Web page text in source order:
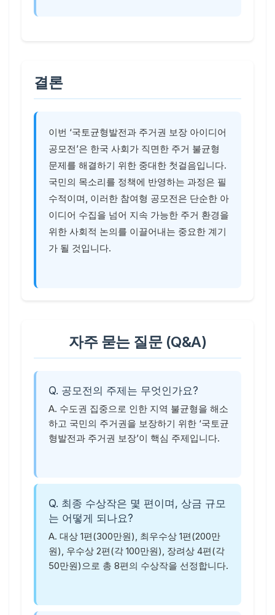
결론
이번 ‘국토균형발전과 주거권 보장 아이디어
공모전’은 한국 사회가 직면한 주거 불균형
문제를 해결하기 위한 중대한 첫걸음입니다.
국민의 목소리를 정책에 반영하는 과정은 필
수적이며, 이러한 참여형 공모전은 단순한 아
이디어 수집을 넘어 지속 가능한 주거 환경을
위한 사회적 논의를 이끌어내는 중요한 계기
가 될 것입니다.
자주 묻는 질문 (Q&A)
Q. 공모전의 주제는 무엇인가요?
A. 수도권 집중으로 인한 지역 불균형을 해소
하고 국민의 주거권을 보장하기 위한 ‘국토균
형발전과 주거권 보장’이 핵심 주제입니다.
Q. 최종 수상작은 몇 편이며, 상금 규모
는 어떻게 되나요?
A. 대상 1편(300만원), 최우수상 1편(200만
원), 우수상 2편(각 100만원), 장려상 4편(각
50만원)으로 총 8편의 수상작을 선정합니다.